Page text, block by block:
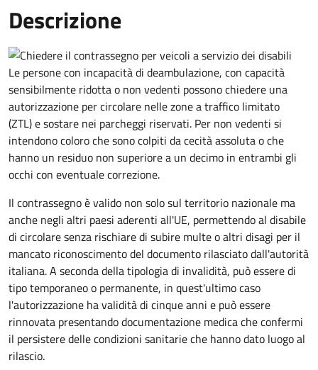
Descrizione
Le persone con incapacità di deambulazione, con capacità
sensibilmente ridotta o non vedenti possono chiedere una
autorizzazione per circolare nelle zone a traffico limitato
(ZTL) e sostare nei parcheggi riservati. Per non vedenti si
intendono coloro che sono colpiti da cecità assoluta o che
hanno un residuo non superiore a un decimo in entrambi gli
occhi con eventuale correzione.
Il contrassegno è valido non solo sul territorio nazionale ma
anche negli altri paesi aderenti all'UE, permettendo al disabile
di circolare senza rischiare di subire multe o altri disagi per il
mancato riconoscimento del documento rilasciato dall'autorità
italiana. A seconda della tipologia di invalidità, può essere di
tipo temporaneo o permanente, in quest'ultimo caso
l'autorizzazione ha validità di cinque anni e può essere
rinnovata presentando documentazione medica che confermi
il persistere delle condizioni sanitarie che hanno dato luogo al
rilascio.